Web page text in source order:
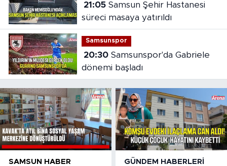
21:05Samsun Şehir Hastanesi
süreci masaya yatırıldı
Samsunspor
20:30Samsunspor'da Gabriele
dönemi başladı
SAMSUN HABER GÜNDEM HABERLERI